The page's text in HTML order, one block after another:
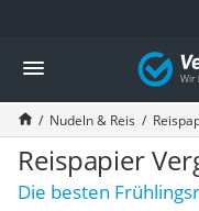
Die beliebtesten
Lebensmittel
Schwarzkümmelöl
Knäckebrot
Schwarzkümmelöl-Kapseln
Manukahonig
Eiklar
Vergleich
Nudeln & Reis
Reispapier
Die besten